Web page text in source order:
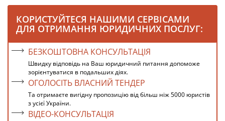
КОРИСТУЙТЕСЯ НАШИМИ СЕРВІСАМИ
ДЛЯ ОТРИМАННЯ ЮРИДИЧНИХ ПОСЛУГ:
БЕЗКОШТОВНА КОНСУЛЬТАЦІЯ
Швидку відповідь на Ваш юридичний питання допоможе
зорієнтуватися в подальших діях.
ОГОЛОСІТЬ ВЛАСНИЙ ТЕНДЕР
Та отримаєте вигідну пропозицію від більш ніж 5000 юристів
з усієї України.
ВІДЕО-КОНСУЛЬТАЦІЯ